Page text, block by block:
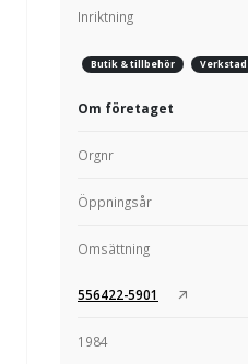
Inriktning
Butik & tillbehör Verkstad
Om företaget
Orgnr
Öppningsår
Omsättning
556422-5901
1984